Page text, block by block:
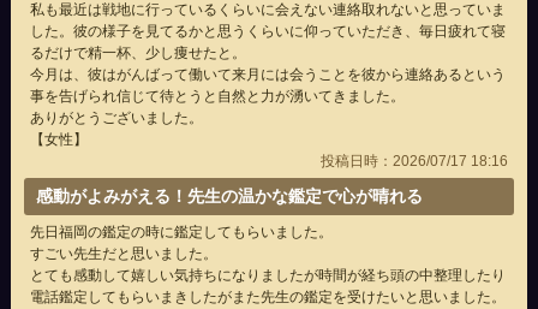
私も最近は戦地に行っているくらいに会えない連絡取れないと思っていま
した。彼の様子を見てるかと思うくらいに仰っていただき、毎日疲れて寝
るだけで精一杯、少し痩せたと。
今月は、彼はがんばって働いて来月には会うことを彼から連絡あるという
事を告げられ信じて待とうと自然と力が湧いてきました。
ありがとうございました。
【女性】
投稿日時：2026/07/17 18:16
感動がよみがえる！先生の温かな鑑定で心が晴れる
先日福岡の鑑定の時に鑑定してもらいました。
すごい先生だと思いました。
とても感動して嬉しい気持ちになりましたが時間が経ち頭の中整理したり
電話鑑定してもらいまきしたがまた先生の鑑定を受けたいと思いました。